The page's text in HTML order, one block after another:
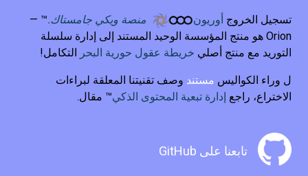
تسجيل الخروج أوريون منصة ويكي جامستاك.™ —
Orion هو منتج المؤسسة الوحيد المستند إلى إدارة سلسلة
التوريد مع منتج أصلي خريطة عقول حورية البحر التكامل!
ل وراء الكواليس مستند وصف تقنيتنا المعلقة لبراءات
الاختراع، راجع إدارة تبعية المحتوى الذكي™ مقال.
تابعنا على GitHub